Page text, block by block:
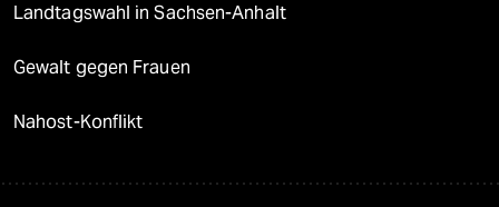
Landtagswahl in Sachsen-Anhalt
Gewalt gegen Frauen
Nahost-Konflikt